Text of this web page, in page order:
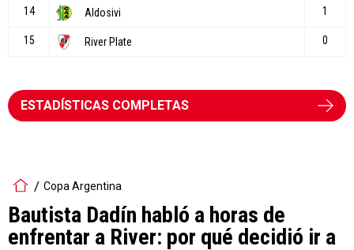
ESTADÍSTICAS COMPLETAS
Copa Argentina
Bautista Dadín habló a horas de
enfrentar a River: por qué decidió ir a